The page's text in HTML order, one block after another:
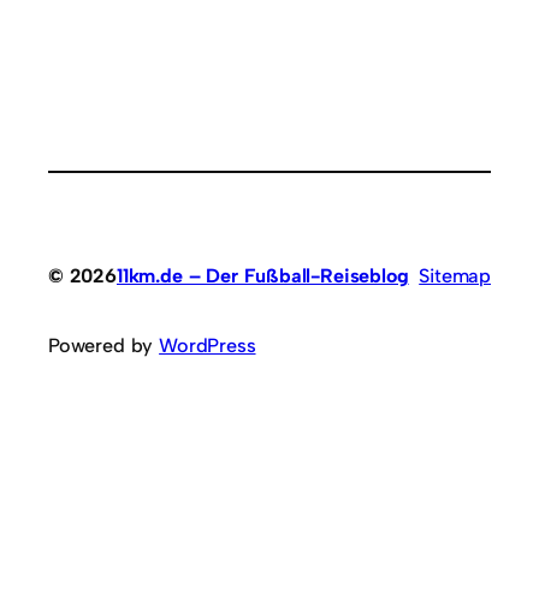
© 202611km.de – Der Fußball-Reiseblog Sitemap
Powered byWordPress